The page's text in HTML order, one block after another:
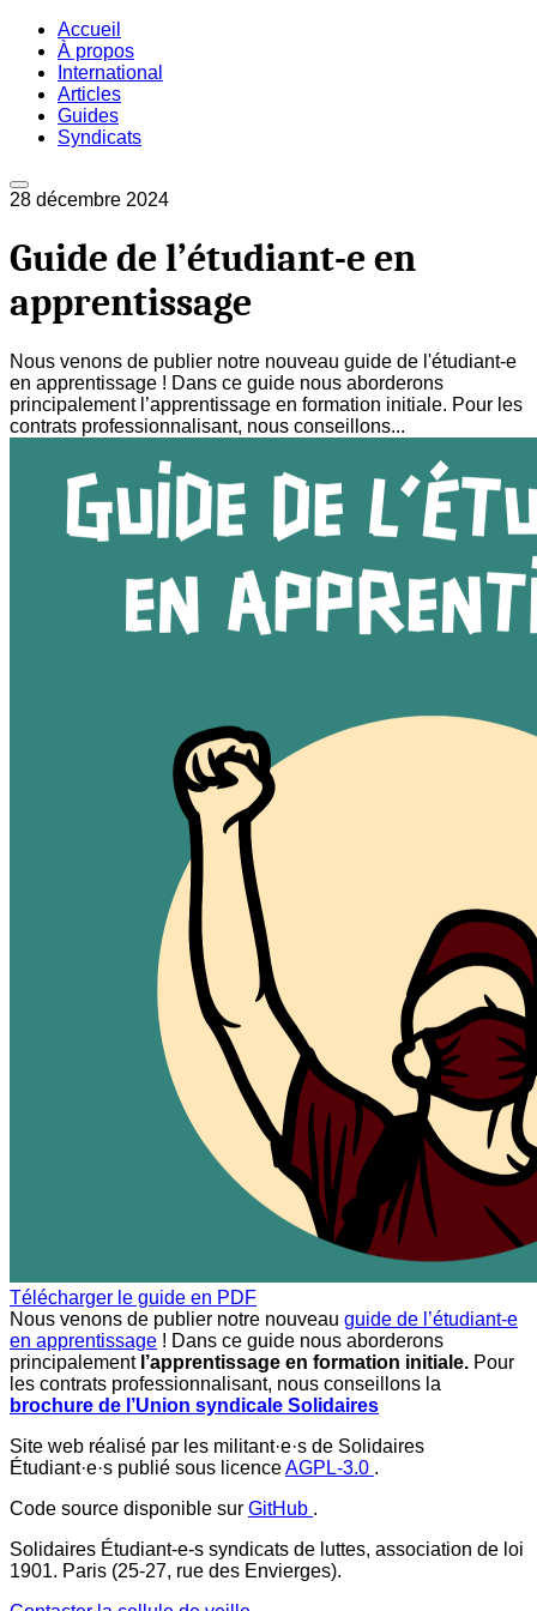
Accueil
À propos
International
Articles
Guides
Syndicats
28 décembre 2024
Guide de l’étudiant-e en
apprentissage
Nous venons de publier notre nouveau guide de l'étudiant-e
en apprentissage ! Dans ce guide nous aborderons
principalement l’apprentissage en formation initiale. Pour les
contrats professionnalisant, nous conseillons...
Télécharger le guide en PDF
Nous venons de publier notre nouveau guide de l’étudiant-e
en apprentissage ! Dans ce guide nous aborderons
principalement l’apprentissage en formation initiale. Pour
les contrats professionnalisant, nous conseillons la
brochure de l’Union syndicale Solidaires
Site web réalisé par les militant·e·s de Solidaires
Étudiant·e·s publié sous licenceAGPL-3.0 .
Code source disponible sur GitHub .
Solidaires Étudiant-e-s syndicats de luttes, association de loi
1901. Paris (25-27, rue des Envierges).